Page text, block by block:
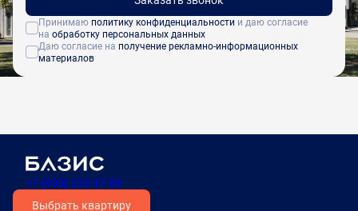
Принимаю политику конфиденциальности и даю согласие
на обработку персональных данных
Даю согласие на получение рекламно-информационных
материалов
+7 (800) 333-17-89
Выбрать квартиру